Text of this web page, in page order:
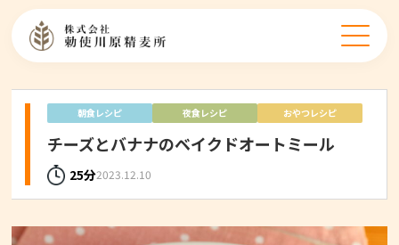
朝食レシピ 夜食レシピ おやつレシピ
チーズとバナナのベイクドオートミール
25分2023.12.10